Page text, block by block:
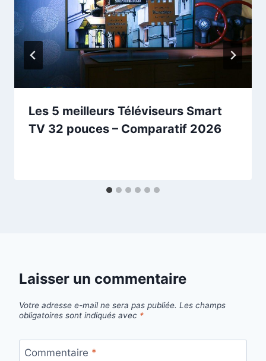
Les 5 meilleurs Téléviseurs Smart
TV 32 pouces – Comparatif 2026
Laisser un commentaire
Votre adresse e-mail ne sera pas publiée. Les champs
obligatoires sont indiqués avec *
Commentaire *